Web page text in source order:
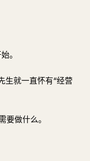
。
生就一直怀有“经营
要做什么。